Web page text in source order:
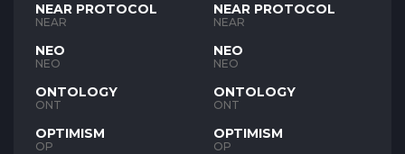
NEAR PROTOCOL
NEAR
NEO
NEO
ONTOLOGY
ONT
OPTIMISM
OP
NEAR PROTOCOL
NEAR
NEO
NEO
ONTOLOGY
ONT
OPTIMISM
OP